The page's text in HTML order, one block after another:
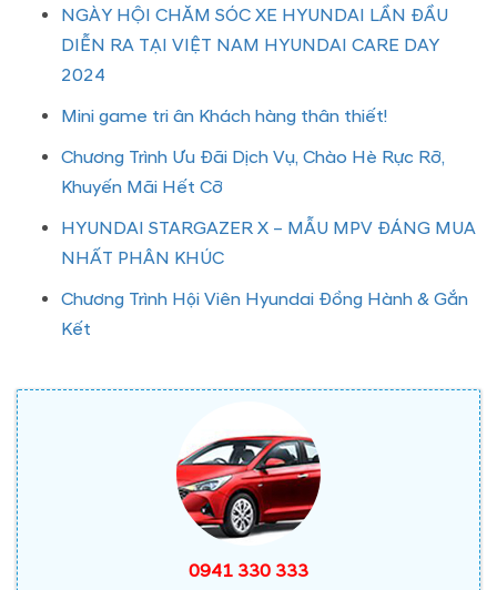
NGÀY HỘI CHĂM SÓC XE HYUNDAI LẦN ĐẦU
DIỄN RA TẠI VIỆT NAM HYUNDAI CARE DAY
2024
Mini game tri ân Khách hàng thân thiết!
Chương Trình Ưu Đãi Dịch Vụ, Chào Hè Rực Rỡ,
Khuyến Mãi Hết Cỡ
HYUNDAI STARGAZER X – MẪU MPV ĐÁNG MUA
NHẤT PHÂN KHÚC
Chương Trình Hội Viên Hyundai Đồng Hành & Gắn
Kết
0941 330 333